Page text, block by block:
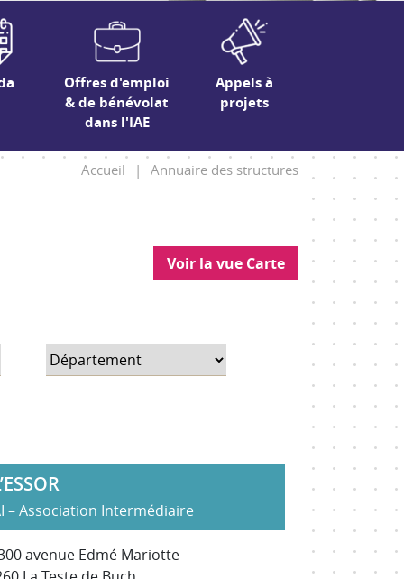
Offres d'emploi
& de bénévolat
dans l'IAE
Appels à
projets
Accueil | Annuaire des structures
Voir la vue Carte
– Association Intermédiaire
avenue Edmé Mariotte